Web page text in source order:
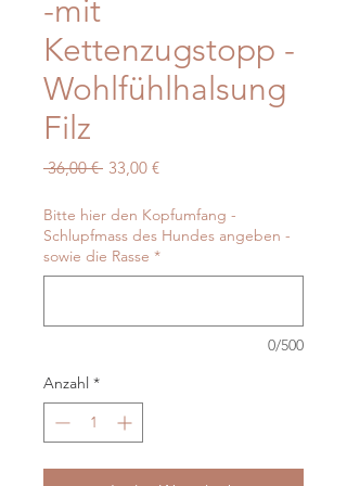
-mit
Kettenzugstopp -
Wohlfühlhalsung
Filz
36,00 € Standardpreis
33,00 €Sale-
Bitte hier den Kopfumfang -
Schlupfmass des Hundes angeben -
sowie die Rasse *
0/500
Anzahl *